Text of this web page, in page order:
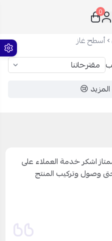
0
أسطح غاز
😢
اشكر خدمة العملاء على
وصول وتركيب المنتج